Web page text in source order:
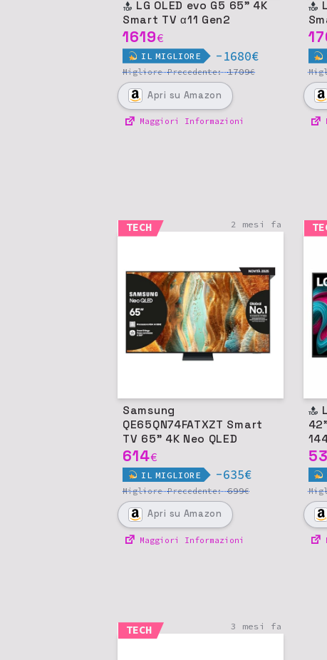
Smart TV α11 Gen2
1619€
IL MIGLIORE -1680€
MigliorePrecedente:1709€
Apri su Amazon
Maggiori Informazioni
TECH 2 mesi fa
Samsung
QE65QN74FATXZT Smart
TV 65" 4K Neo QLED
614€
IL MIGLIORE -635€
MigliorePrecedente:699€
Apri su Amazon
Maggiori Informazioni
TECH 3 mesi fa